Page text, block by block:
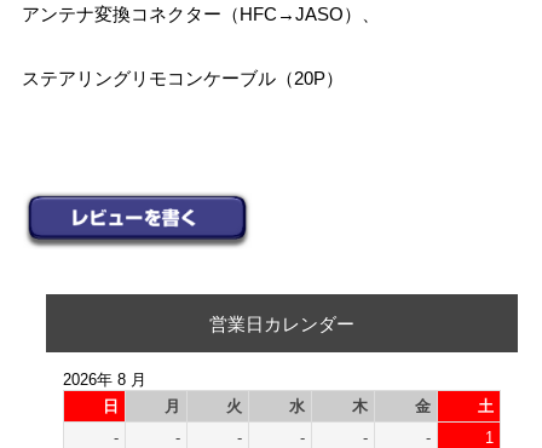
アンテナ変換コネクター（HFC→JASO）、
ステアリングリモコンケーブル（20P）
営業日カレンダー
2026年 8 月
日
月 火 水 木 金
土
-
- - - - -
1